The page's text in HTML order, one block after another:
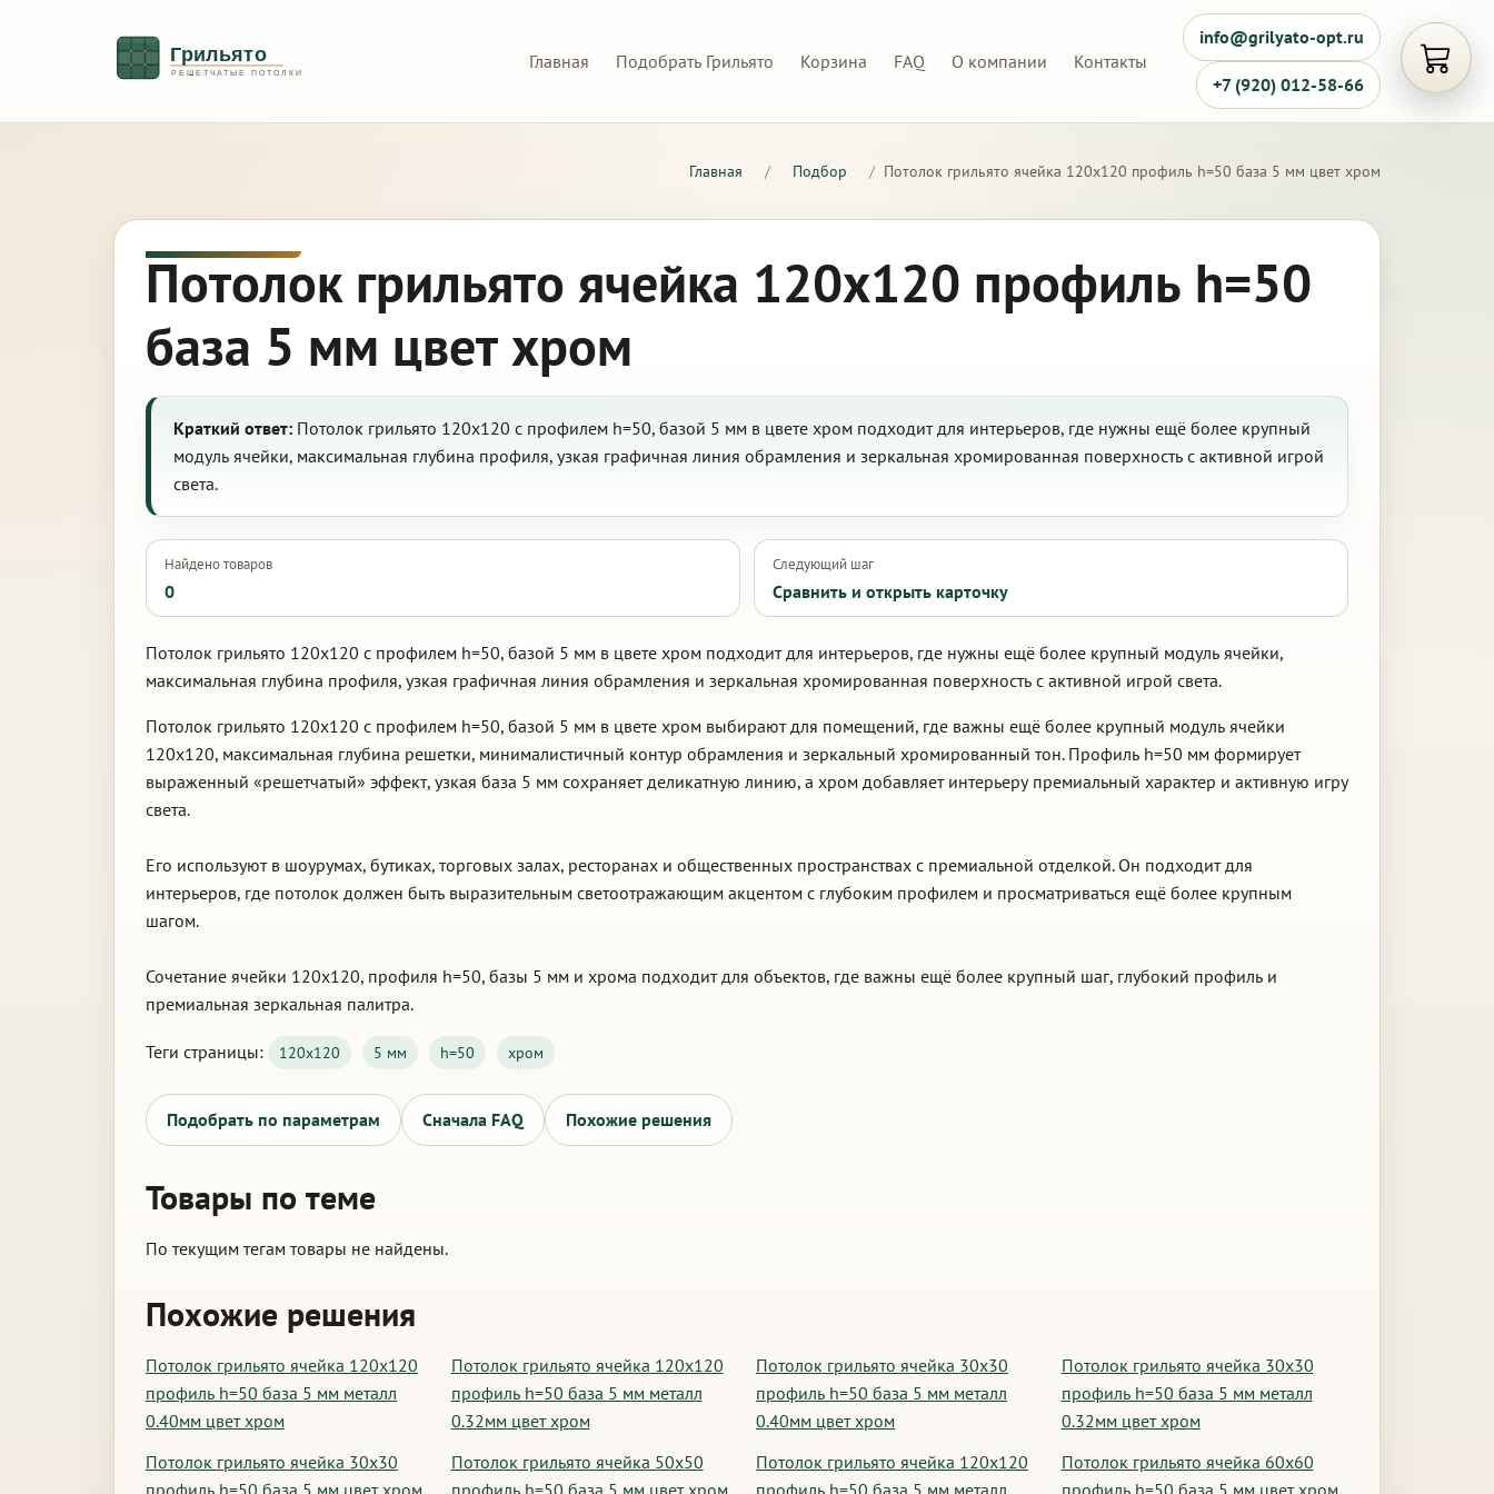
Главная Подобрать Грильято Корзина FAQ О компании Контакты
info@grilyato-opt.ru
+7 (920) 012-58-66
Главная / Подбор / Потолок грильято ячейка 120х120 профиль h=50 база 5 мм цвет хром
Потолок грильято ячейка 120х120 профиль h=50
база 5 мм цвет хром
Краткий ответ: Потолок грильято 120х120 с профилем h=50, базой 5 мм в цвете хром подходит для интерьеров, где нужны ещё более крупный
модуль ячейки, максимальная глубина профиля, узкая графичная линия обрамления и зеркальная хромированная поверхность с активной игрой
света.
Найдено товаров
0
Следующий шаг
Сравнить и открыть карточку
Потолок грильято 120х120 с профилем h=50, базой 5 мм в цвете хром подходит для интерьеров, где нужны ещё более крупный модуль ячейки,
максимальная глубина профиля, узкая графичная линия обрамления и зеркальная хромированная поверхность с активной игрой света.
Потолок грильято 120х120 с профилем h=50, базой 5 мм в цвете хром выбирают для помещений, где важны ещё более крупный модуль ячейки
120х120, максимальная глубина решетки, минималистичный контур обрамления и зеркальный хромированный тон. Профиль h=50 мм формирует
выраженный «решетчатый» эффект, узкая база 5 мм сохраняет деликатную линию, а хром добавляет интерьеру премиальный характер и активную игру
света.
Его используют в шоурумах, бутиках, торговых залах, ресторанах и общественных пространствах с премиальной отделкой. Он подходит для
интерьеров, где потолок должен быть выразительным светоотражающим акцентом с глубоким профилем и просматриваться ещё более крупным
шагом.
Сочетание ячейки 120х120, профиля h=50, базы 5 мм и хрома подходит для объектов, где важны ещё более крупный шаг, глубокий профиль и
премиальная зеркальная палитра.
Теги страницы: 120х120 5 мм h=50 хром
Подобрать по параметрам Сначала FAQ Похожие решения
Товары по теме
По текущим тегам товары не найдены.
Похожие решения
Потолок грильято ячейка 120х120
профиль h=50 база 5 мм металл
0.40мм цвет хром
Потолок грильято ячейка 120х120
профиль h=50 база 5 мм металл
0.32мм цвет хром
Потолок грильято ячейка 30х30
профиль h=50 база 5 мм металл
0.40мм цвет хром
Потолок грильято ячейка 30х30
профиль h=50 база 5 мм металл
0.32мм цвет хром
Потолок грильято ячейка 30х30
профиль h=50 база 5 мм цвет хром
Потолок грильято ячейка 50х50
профиль h=50 база 5 мм цвет хром
Потолок грильято ячейка 120х120
профиль h=50 база 5 мм металл
Потолок грильято ячейка 60х60
профиль h=50 база 5 мм цвет хром
Открыть